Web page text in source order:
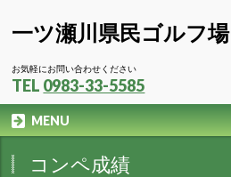
一ツ瀬川県民ゴルフ場
お気軽にお問い合わせください
TEL 0983-33-5585
MENU
コンペ成績